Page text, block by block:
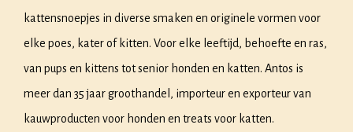
kattensnoepjes in diverse smaken en originele vormen voor
elke poes, kater of kitten. Voor elke leeftijd, behoefte en ras,
van pups en kittens tot senior honden en katten. Antos is
meer dan 35 jaar groothandel, importeur en exporteur van
kauwproducten voor honden en treats voor katten.